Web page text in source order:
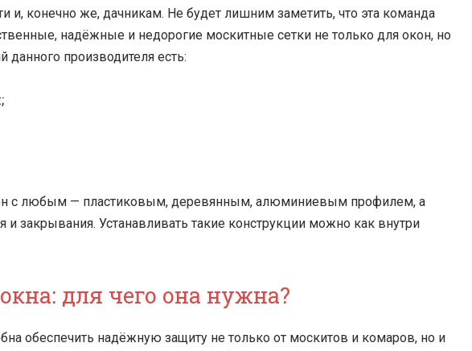
конечно же, дачникам. Не будет лишним заметить, что эта команда
надёжные и недорогие москитные сетки не только для окон, но
данного производителя есть:
с любым — пластиковым, деревянным, алюминиевым профилем, а
закрывания. Устанавливать такие конструкции можно как внутри
для чего она нужна?
обеспечить надёжную защиту не только от москитов и комаров, но и